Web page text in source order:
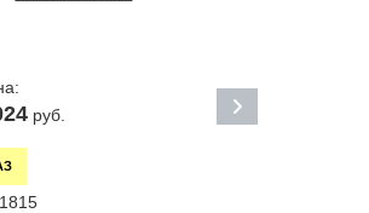
руб.